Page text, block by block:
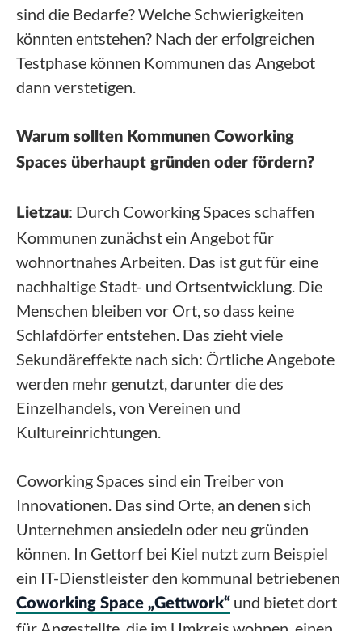
sind die Bedarfe? Welche Schwierigkeiten
könnten entstehen? Nach der erfolgreichen
Testphase können Kommunen das Angebot
dann verstetigen.
Warum sollten Kommunen Coworking
Spaces überhaupt gründen oder fördern?
Lietzau: Durch Coworking Spaces schaffen
Kommunen zunächst ein Angebot für
wohnortnahes Arbeiten. Das ist gut für eine
nachhaltige Stadt- und Ortsentwicklung. Die
Menschen bleiben vor Ort, so dass keine
Schlafdörfer entstehen. Das zieht viele
Sekundäreffekte nach sich: Örtliche Angebote
werden mehr genutzt, darunter die des
Einzelhandels, von Vereinen und
Kultureinrichtungen.
Coworking Spaces sind ein Treiber von
Innovationen. Das sind Orte, an denen sich
Unternehmen ansiedeln oder neu gründen
können. In Gettorf bei Kiel nutzt zum Beispiel
ein IT-Dienstleister den kommunal betriebenen
Coworking Space „Gettwork“ und bietet dort